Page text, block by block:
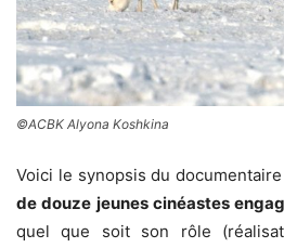
©ACBK Alyona Koshkina
Voici le synopsis du
de douze jeunes cinéastes
quel que soit son rôle